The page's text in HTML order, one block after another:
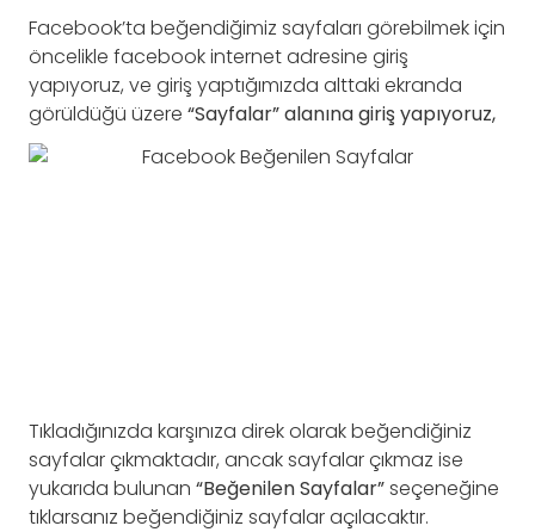
Facebook’ta beğendiğimiz sayfaları görebilmek için
öncelikle facebook internet adresine giriş
yapıyoruz, ve giriş yaptığımızda alttaki ekranda
görüldüğü üzere “Sayfalar” alanına giriş yapıyoruz,
Tıkladığınızda karşınıza direk olarak beğendiğiniz
sayfalar çıkmaktadır, ancak sayfalar çıkmaz ise
yukarıda bulunan “Beğenilen Sayfalar”seçeneğine
tıklarsanız beğendiğiniz sayfalar açılacaktır.